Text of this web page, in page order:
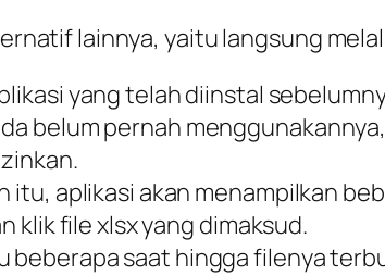
lainnya, yaitu langsung
yang telah diinstal
belum pernah
itu, aplikasi akan menampilkan
klik file xlsx yang dimaksud.
beberapa saat hingga filenya